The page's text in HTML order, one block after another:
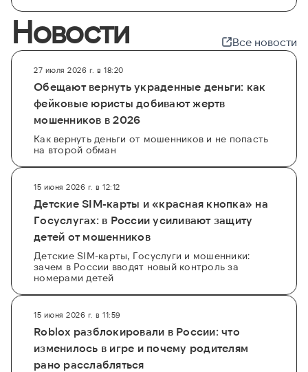
Новости Все новости
27 июля 2026 г. в 18:20
Обещают вернуть украденные деньги: как
фейковые юристы добивают жертв
мошенников в 2026
Как вернуть деньги от мошенников и не попасть
на второй обман
15 июня 2026 г. в 12:12
Детские SIM-карты и «красная кнопка» на
Госуслугах: в России усиливают защиту
детей от мошенников
Детские SIM-карты, Госуслуги и мошенники:
зачем в России вводят новый контроль за
номерами детей
15 июня 2026 г. в 11:59
Roblox разблокировали в России: что
изменилось в игре и почему родителям
рано расслабляться